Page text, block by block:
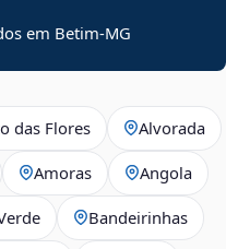
em Betim-MG
das Flores Alvorada
Amoras Angola
Bandeirinhas